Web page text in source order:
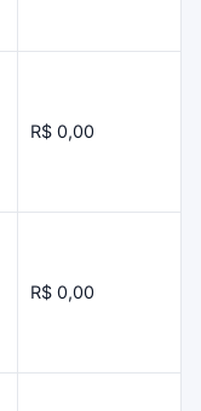
R$ 0,00
R$ 0,00